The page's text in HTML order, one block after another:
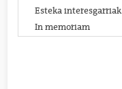
Esteka interesgarriak
In memoriam